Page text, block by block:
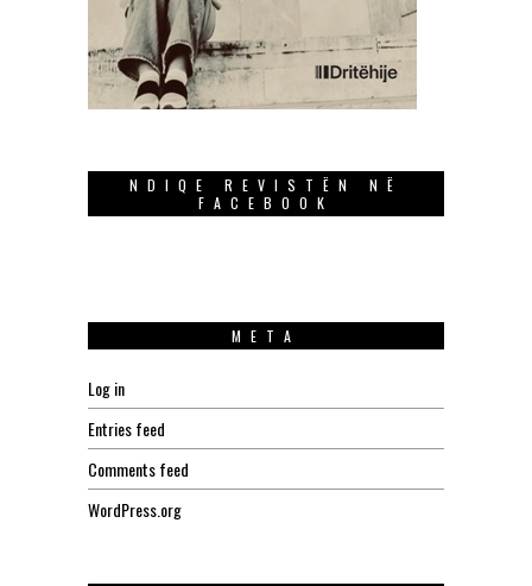
NDIQE REVISTËN NË
FACEBOOK
META
Log in
Entries feed
Comments feed
WordPress.org